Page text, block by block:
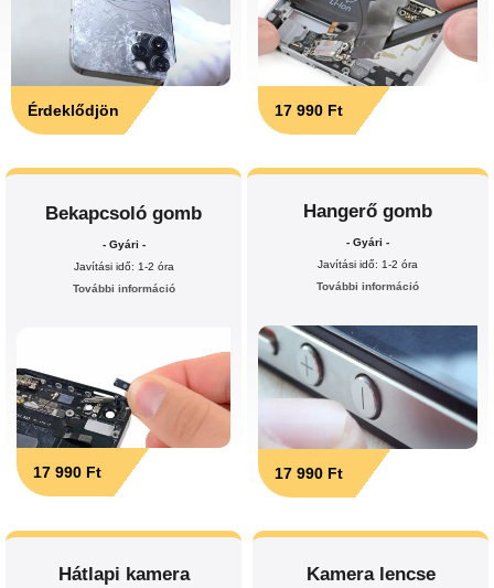
Érdeklődjön 17 990 Ft
Bekapcsoló gomb
- Gyári -
Javítási idő: 1-2 óra
További információ
17 990 Ft
Hangerő gomb
- Gyári -
Javítási idő: 1-2 óra
További információ
17 990 Ft
Hátlapi kamera Kamera lencse